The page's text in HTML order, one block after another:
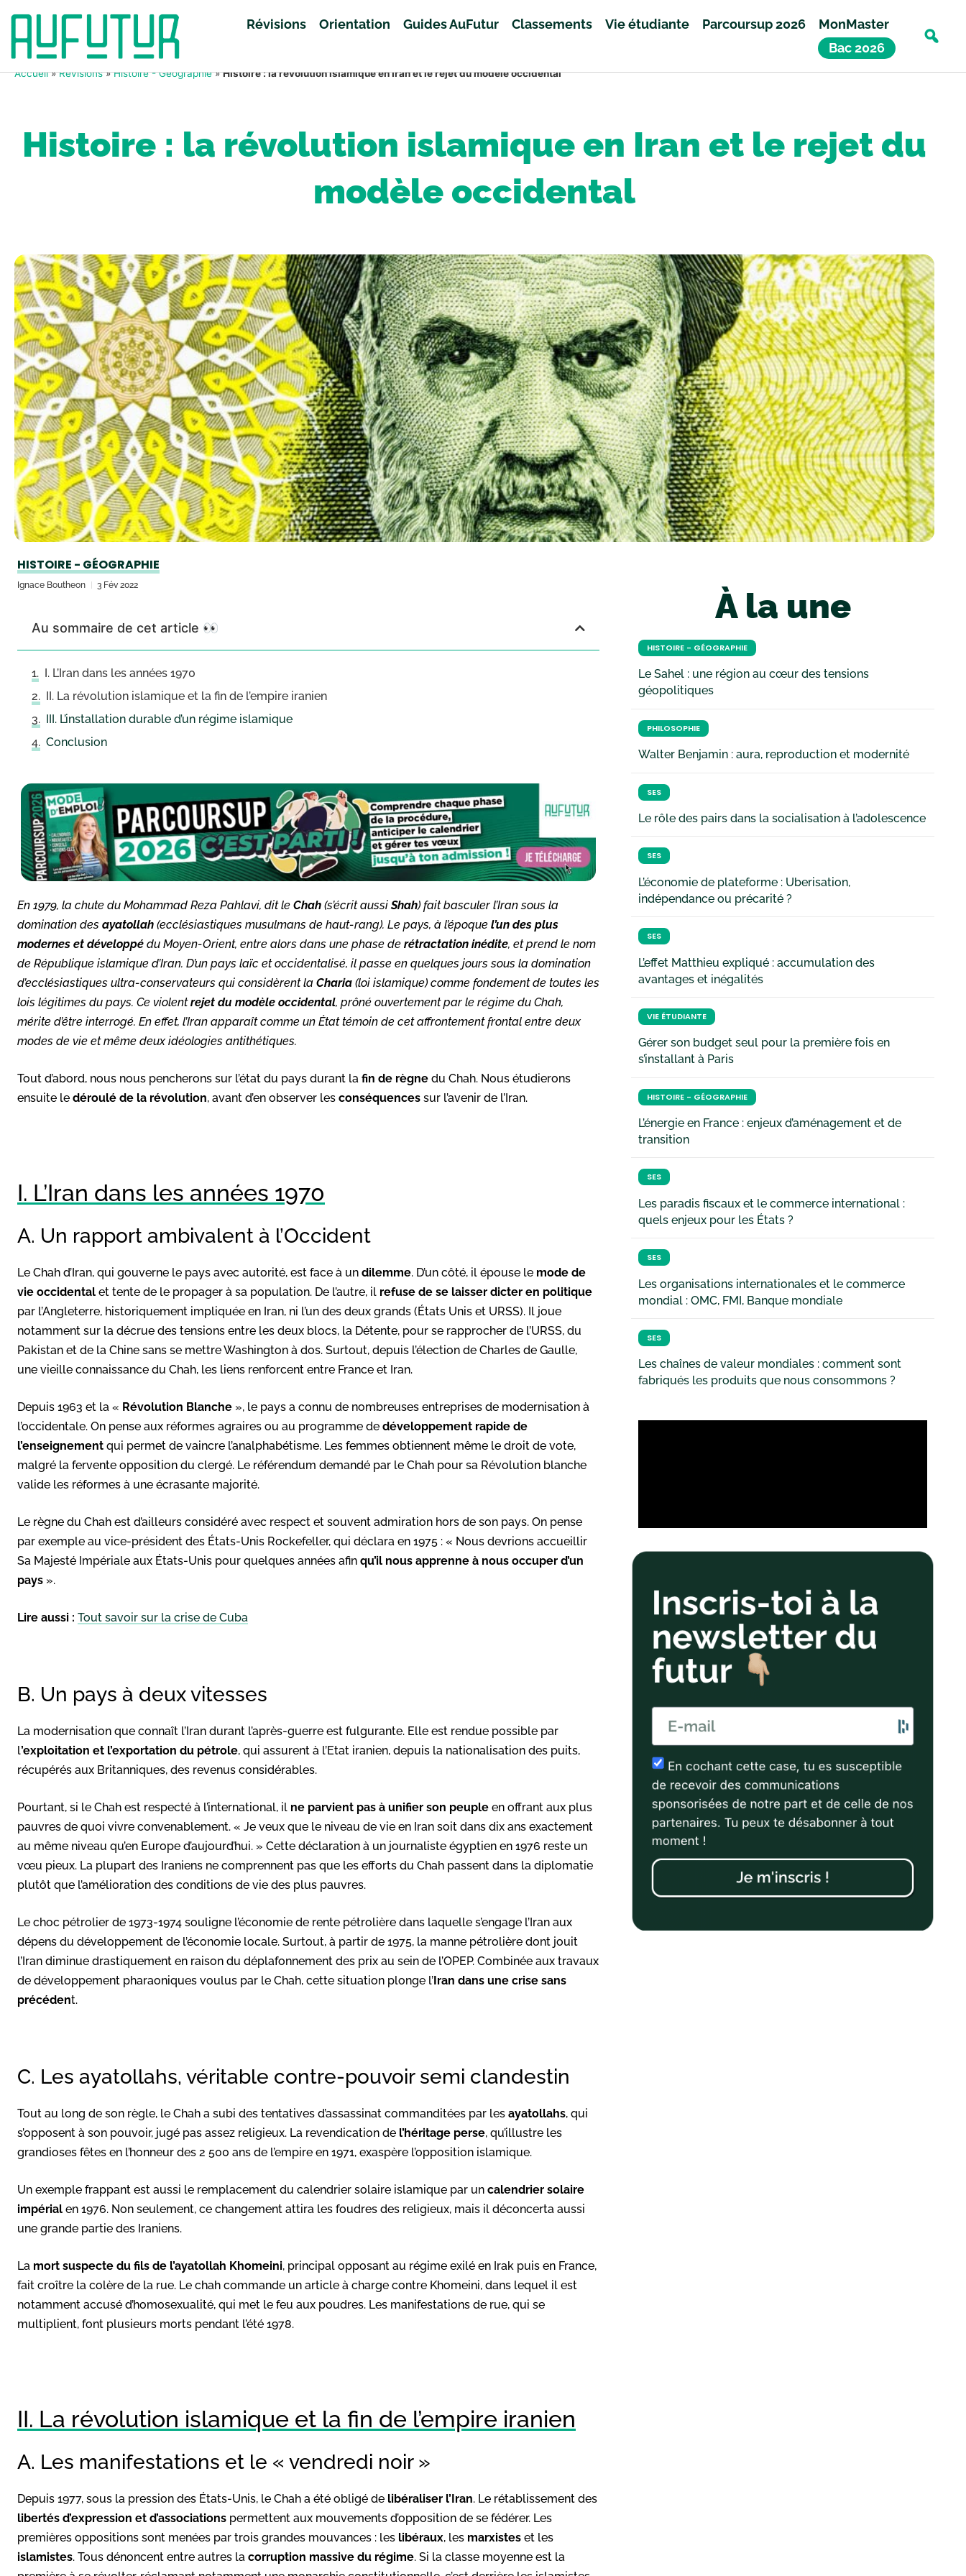
Révisions Orientation Guides AuFutur Classements Vie étudiante Parcoursup 2026
MonMaster
Bac 2026
Accueil»Révisions»Histoire - Géographie»Histoire : la révolution islamique en Iran et le rejet du modèle occidental
Histoire : la révolution islamique en Iran et le rejet du
modèle occidental
HISTOIRE - GÉOGRAPHIE
Ignace Boutheon 3 Fév 2022
Au sommaire de cet article 👀
I. L’Iran dans les années 1970
II. La révolution islamique et la fin de l’empire iranien
III. L’installation durable d’un régime islamique
Conclusion
En 1979, la chute du Mohammad Reza Pahlavi, dit le Chah (s’écrit aussiShah) fait basculer l’Iran sous la
domination des ayatollah (ecclésiastiques musulmans de haut-rang). Le pays, à l’époque l’un des plus
modernes et développé du Moyen-Orient, entre alors dans une phase de rétractation inédite, et prend le nom
de République islamique d’Iran. D’un pays laïc et occidentalisé, il passe en quelques jours sous la domination
d’ecclésiastiques ultra-conservateurs qui considèrent la Charia (loi islamique) comme fondement de toutes les
lois légitimes du pays. Ce violentrejet du modèle occidental, prôné ouvertement par le régime du Chah,
mérite d’être interrogé. En effet, l’Iran apparaît comme un État témoin de cet affrontement frontal entre deux
modes de vie et même deux idéologies antithétiques.
Tout d’abord, nous nous pencherons sur l’état du pays durant la fin de règne du Chah. Nous étudierons
ensuite le déroulé de la révolution, avant d’en observer les conséquences sur l’avenir de l’Iran.
I. L’Iran dans les années 1970
A. Un rapport ambivalent à l’Occident
Le Chah d’Iran, qui gouverne le pays avec autorité, est face à un dilemme. D’un côté, il épouse le mode de
vie occidental et tente de le propager à sa population. De l’autre, il refuse de se laisser dicter en politique
par l’Angleterre, historiquement impliquée en Iran, ni l’un des deux grands (États Unis et URSS). Il joue
notamment sur la décrue des tensions entre les deux blocs, la Détente, pour se rapprocher de l’URSS, du
Pakistan et de la Chine sans se mettre Washington à dos. Surtout, depuis l’élection de Charles de Gaulle,
une vieille connaissance du Chah, les liens renforcent entre France et Iran.
Depuis 1963 et la « Révolution Blanche », le pays a connu de nombreuses entreprises de modernisation à
l’occidentale. On pense aux réformes agraires ou au programme de développement rapide de
l’enseignement qui permet de vaincre l’analphabétisme. Les femmes obtiennent même le droit de vote,
malgré la fervente opposition du clergé. Le référendum demandé par le Chah pour sa Révolution blanche
valide les réformes à une écrasante majorité.
Le règne du Chah est d’ailleurs considéré avec respect et souvent admiration hors de son pays. On pense
par exemple au vice-président des États-Unis Rockefeller, qui déclara en 1975 : « Nous devrions accueillir
Sa Majesté Impériale aux États-Unis pour quelques années afin qu’il nous apprenne à nous occuper d’un
pays ».
Lire aussi : Tout savoir sur la crise de Cuba
B. Un pays à deux vitesses
La modernisation que connaît l’Iran durant l’après-guerre est fulgurante. Elle est rendue possible par
l’exploitation et l’exportation du pétrole, qui assurent à l’Etat iranien, depuis la nationalisation des puits,
récupérés aux Britanniques, des revenus considérables.
Pourtant, si le Chah est respecté à l’international, il ne parvient pas à unifier son peuple en offrant aux plus
pauvres de quoi vivre convenablement. « Je veux que le niveau de vie en Iran soit dans dix ans exactement
au même niveau qu’en Europe d’aujourd’hui. » Cette déclaration à un journaliste égyptien en 1976 reste un
vœu pieux. La plupart des Iraniens ne comprennent pas que les efforts du Chah passent dans la diplomatie
plutôt que l’amélioration des conditions de vie des plus pauvres.
Le choc pétrolier de 1973-1974 souligne l’économie de rente pétrolière dans laquelle s’engage l’Iran aux
dépens du développement de l’économie locale. Surtout, à partir de 1975, la manne pétrolière dont jouit
l’Iran diminue drastiquement en raison du déplafonnement des prix au sein de l’OPEP. Combinée aux travaux
de développement pharaoniques voulus par le Chah, cette situation plonge l’Iran dans une crise sans
précédent.
C. Les ayatollahs, véritable contre-pouvoir semi clandestin
Tout au long de son règle, le Chah a subi des tentatives d’assassinat commanditées par les ayatollahs, qui
s’opposent à son pouvoir, jugé pas assez religieux. La revendication de l’héritage perse, qu’illustre les
grandioses fêtes en l’honneur des 2 500 ans de l’empire en 1971, exaspère l’opposition islamique.
Un exemple frappant est aussi le remplacement du calendrier solaire islamique par un calendrier solaire
impérial en 1976. Non seulement, ce changement attira les foudres des religieux, mais il déconcerta aussi
une grande partie des Iraniens.
La mort suspecte du fils de l’ayatollah Khomeini, principal opposant au régime exilé en Irak puis en France,
fait croître la colère de la rue. Le chah commande un article à charge contre Khomeini, dans lequel il est
notamment accusé d’homosexualité, qui met le feu aux poudres. Les manifestations de rue, qui se
multiplient, font plusieurs morts pendant l’été 1978.
II. La révolution islamique et la fin de l’empire iranien
A. Les manifestations et le « vendredi noir »
Depuis 1977, sous la pression des États-Unis, le Chah a été obligé de libéraliser l’Iran. Le rétablissement des
libertés d’expression et d’associations permettent aux mouvements d’opposition de se fédérer. Les
premières oppositions sont menées par trois grandes mouvances : les libéraux, les marxistes et les
islamistes. Tous dénoncent entre autres la corruption massive du régime. Si la classe moyenne est la
À la une
HISTOIRE - GÉOGRAPHIE
Le Sahel : une région au cœur des tensions
géopolitiques
PHILOSOPHIE
Walter Benjamin : aura, reproduction et modernité
SES
Le rôle des pairs dans la socialisation à l’adolescence
SES
L’économie de plateforme : Uberisation,
indépendance ou précarité ?
SES
L’effet Matthieu expliqué : accumulation des
avantages et inégalités
VIE ÉTUDIANTE
Gérer son budget seul pour la première fois en
s’installant à Paris
HISTOIRE - GÉOGRAPHIE
L’énergie en France : enjeux d’aménagement et de
transition
SES
Les paradis fiscaux et le commerce international :
quels enjeux pour les États ?
SES
Les organisations internationales et le commerce
mondial : OMC, FMI, Banque mondiale
SES
Les chaînes de valeur mondiales : comment sont
fabriqués les produits que nous consommons ?